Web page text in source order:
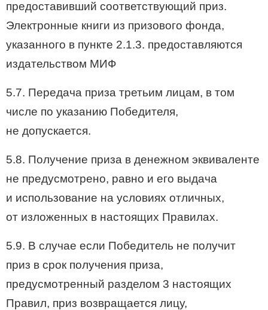
предоставивший соответствующий приз.
Электронные книги из призового фонда,
указанного в пункте 2.1.3. предоставляются
издательством МИФ
5.7. Передача приза третьим лицам, в том
числе по указанию Победителя,
не допускается.
5.8. Получение приза в денежном эквиваленте
не предусмотрено, равно и его выдача
и использование на условиях отличных,
от изложенных в настоящих Правилах.
5.9. В случае если Победитель не получит
приз в срок получения приза,
предусмотренный разделом 3 настоящих
Правил, приз возвращается лицу,